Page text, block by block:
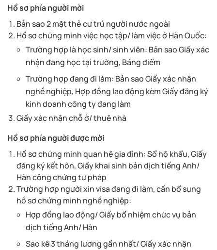
Hồ sơ phía người mời
Bản sao 2 mặt thẻ cư trú người nước ngoài
Hồ sơ chứng minh việc học tập/ làm việc ở Hàn Quốc:
Trường hợp là học sinh/ sinh viên: Bản sao Giấy xác
nhận đang học tại trường, Bảng điểm
Trường hợp đang đi làm: Bản sao Giấy xác nhận
nghề nghiệp, Hợp đồng lao động kèm Giấy đăng ký
kinh doanh công ty đang làm
Giấy xác nhận chỗ ở/ thuê nhà
Hồ sơ phía người được mời
Hồ sơ chứng minh quan hệ gia đình: Sổ hộ khẩu, Giấy
đăng ký kết hôn, Giấy khai sinh bản dịch tiếng Anh/
Hàn công chứng tư pháp
Trường hợp người xin visa đang đi làm, cần bổ sung
hồ sơ chứng minh nghề nghiệp:
Hợp đồng lao động/ Giấy bổ nhiệm chức vụ bản
dịch tiếng Anh/ Hàn
Sao kê 3 tháng lương gần nhất/ Giấy xác nhận